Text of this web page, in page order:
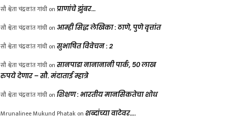
सौ श्वेता चंद्रकांत गांधी on प्राणांचे झुंबर…
सौ श्वेता चंद्रकांत गांधी on आम्ही सिद्ध लेखिका : ठाणे, पुणे वृत्तांत
सौ श्वेता चंद्रकांत गांधी on सुभाषित विवेचन : 2
सौ श्वेता चंद्रकांत गांधी on सानपाडा नानानानी पार्क, ५० लाख
रुपये देणार – सौ. मंदाताई म्हात्रे
सौ श्वेता चंद्रकांत गांधी on शिक्षण : भारतीय मानसिकतेचा शोध
Mrunalinee Mukund Phatak on शब्दांच्या वाटेवर….